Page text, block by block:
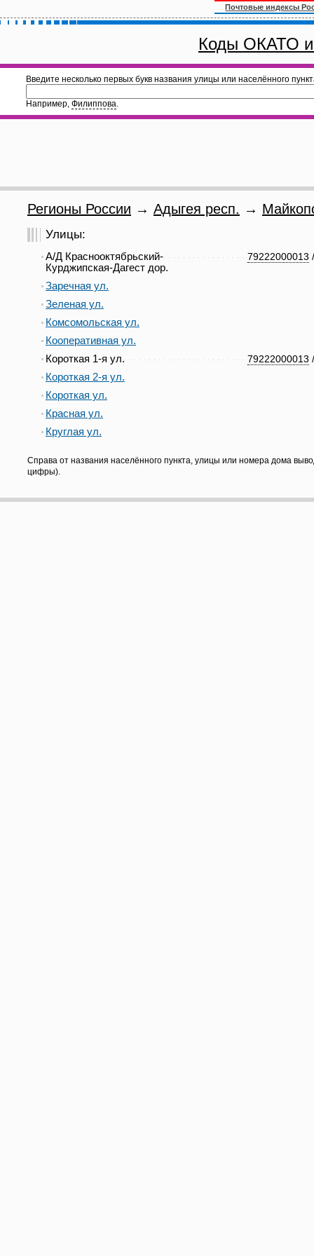
Почтовые индексы
Коды ОКАТО
Введите несколько первых букв названия улицы или населённого
Например, Филиппова.
Регионы России → Адыгея респ. →
Улицы:
79222000013
А/Д Краснооктябрьский-
Курджипская-Дагест дор.
Заречная ул.
Зеленая ул.
Комсомольская ул.
Кооперативная ул.
79222000013
Короткая 1-я ул.
Короткая 2-я ул.
Короткая ул.
Красная ул.
Круглая ул.
Справа от названия населённого пункта, улицы или номера дома
цифры).